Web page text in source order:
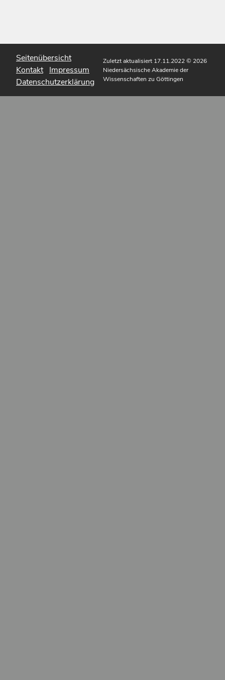
Seitenübersicht
Kontakt Impressum
Datenschutzerklärung
Zuletzt aktualisiert 17.11.2022© 2026
Niedersächsische Akademie der
Wissenschaften zu Göttingen